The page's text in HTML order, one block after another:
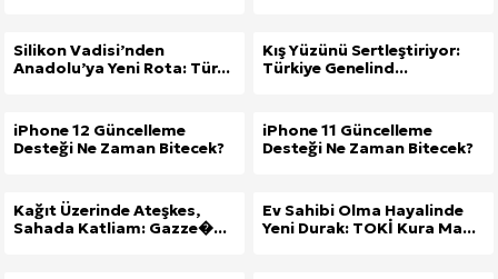
Silikon Vadisi’nden
Anadolu’ya Yeni Rota: Tür...
Kış Yüzünü Sertleştiriyor:
Türkiye Genelind...
iPhone 12 Güncelleme
Desteği Ne Zaman Bitecek?
iPhone 11 Güncelleme
Desteği Ne Zaman Bitecek?
Kağıt Üzerinde Ateşkes,
Sahada Katliam: Gazze�...
Ev Sahibi Olma Hayalinde
Yeni Durak: TOKİ Kura Ma...